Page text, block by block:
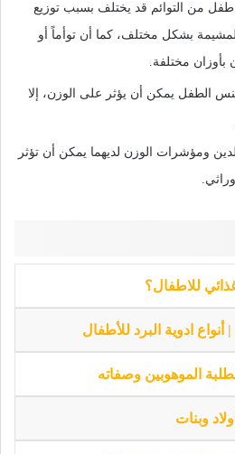
من التوائم قد يختلف بسبب توزيع
بشكل مختلف، كما أن توأماً أو
بأوزان مختلفة.
الطفل يمكن أن يؤثر على الوزن، إلا
ومؤشرات الوزن لديهما يمكن أن تؤثر
للاطفال؟
أنواع ادوية البرد للأطفال
الموهوبين وصفاته
وبنات